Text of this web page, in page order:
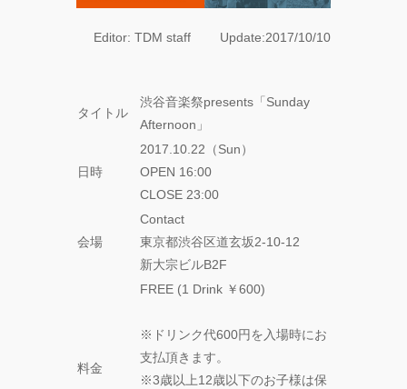
「円山
―』
ンス公演
sensorial」
Editor: TDM staff Update:2017/10/10
タイトル
渋谷音楽祭presents「Sunday
Afternoon」
日時
2017.10.22（Sun）
OPEN 16:00
CLOSE 23:00
会場
Contact
東京都渋谷区道玄坂2-10-12
新大宗ビルB2F
料金
FREE (1 Drink ￥600)
※ドリンク代600円を入場時にお
支払頂きます。
※3歳以上12歳以下のお子様は保